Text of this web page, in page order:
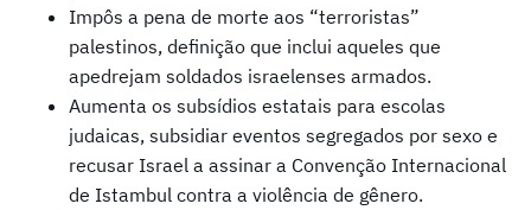
Impôs a pena de morte aos “terroristas”
palestinos, definição que inclui aqueles que
apedrejam soldados israelenses armados.
Aumenta os subsídios estatais para escolas
judaicas, subsidiar eventos segregados por sexo e
recusar Israel a assinar a Convenção Internacional
de Istambul contra a violência de gênero.